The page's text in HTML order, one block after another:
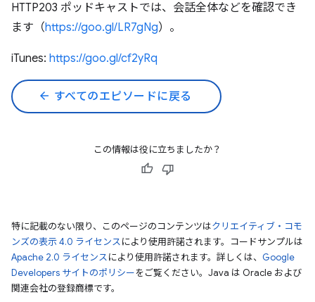
HTTP203 ポッドキャストでは、会話全体などを確認でき
ます（https://goo.gl/LR7gNg）。
iTunes: https://goo.gl/cf2yRq
arrow_back すべてのエピソードに戻る
この情報は役に立ちましたか？
特に記載のない限り、このページのコンテンツはクリエイティブ・コモ
ンズの表示 4.0 ライセンスにより使用許諾されます。コードサンプルは
Apache 2.0 ライセンスにより使用許諾されます。詳しくは、 Google
Developers サイトのポリシーをご覧ください。Java は Oracle および
関連会社の登録商標です。